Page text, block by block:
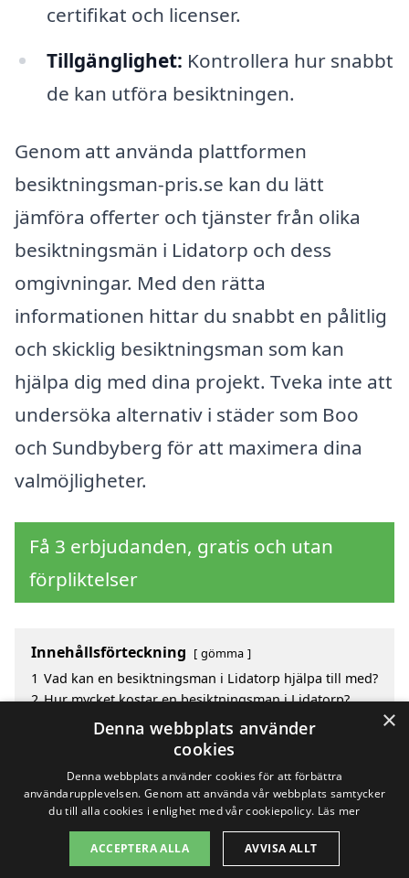
certifikat och licenser.
Tillgänglighet: Kontrollera hur snabbt
de kan utföra besiktningen.
Genom att använda plattformen
besiktningsman-pris.se kan du lätt
jämföra offerter och tjänster från olika
besiktningsmän i Lidatorp och dess
omgivningar. Med den rätta
informationen hittar du snabbt en pålitlig
och skicklig besiktningsman som kan
hjälpa dig med dina projekt. Tveka inte att
undersöka alternativ i städer som Boo
och Sundbyberg för att maximera dina
valmöjligheter.
Få 3 erbjudanden, gratis och utan
förpliktelser
Innehållsförteckning gömma
1 Vad kan en besiktningsman i Lidatorp hjälpa till med?
2 Hur mycket kostar en besiktningsman i Lidatorp?
Fördelar med att välja besiktningsman i Lidatorp
Sök efter en skicklig besiktningsman i de omgivande
Copyright 2026 - Pilanto Aps
Om / kontakt Blogg Webbplatskarta Villkor
×
Denna webbplats använder
cookies
Denna webbplats använder cookies för att förbättra
användarupplevelsen. Genom att använda vår webbplats samtycker
du till alla cookies i enlighet med vår cookiepolicy. Läs mer
ACCEPTERA ALLA AVVISA ALLT